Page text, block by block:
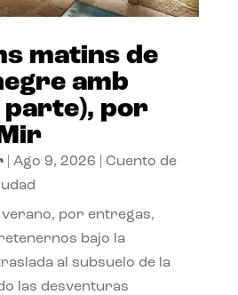
matins de
amb
parte), por
| Ago 9, 2026
Cuento de
verano, por entregas,
bajo la
al subsuelo de la
las desventuras